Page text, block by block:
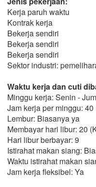
Kerja paruh waktu
Kontrak kerja
Bekerja sendiri
Bekerja sendiri
Bekerja sendiri
Sektor industri:
Waktu kerja dan cuti
Minggu kerja: Senin -
Jam kerja per minggu: 40
Lembur: Biasanya ya
Membayar hari libur: 20
Hari libur berbayar: 9
Istirahat makan siang:
Waktu istirahat makan
Jam kerja fleksibel: Ya